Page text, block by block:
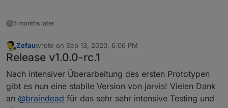
5 months later
Offline
Zefauwrote on Sep 13, 2020, 6:06 PM
last edited by
Release v1.0.0-rc.1
Nach intensiver Überarbeitung des ersten Prototypen
gibt es nun eine stabile Version von jarvis! Vielen Dank
an @braindead für das sehr sehr intensive Testing und